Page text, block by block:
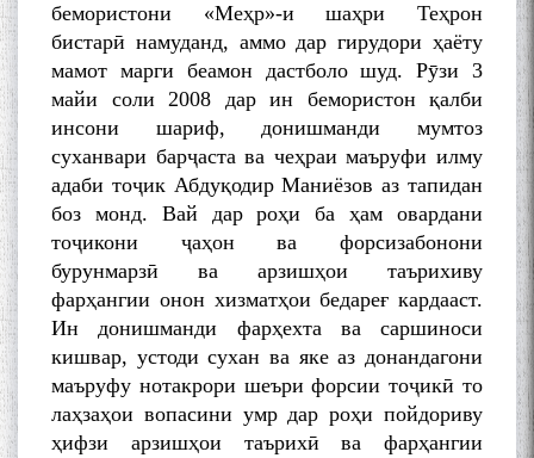
бемористони «Меҳр»-и шаҳри Теҳрон
бистарӣ намуданд, аммо дар гирудори ҳаёту
мамот марги беамон дастболо шуд. Рӯзи 3
майи соли 2008 дар ин бемористон қалби
инсони шариф, донишманди мумтоз
суханвари барҷаста ва чеҳраи маъруфи илму
адаби тоҷик Абдуқодир Маниёзов аз тапидан
боз монд. Вай дар роҳи ба ҳам овардани
тоҷикони ҷаҳон ва форсизабонони
бурунмарзӣ ва арзишҳои таърихиву
фарҳангии онон хизматҳои бедареғ кардааст.
Ин донишманди фарҳехта ва саршиноси
кишвар, устоди сухан ва яке аз донандагони
маъруфу нотакрори шеъри форсии тоҷикӣ то
лаҳзаҳои вопасини умр дар роҳи пойдориву
ҳифзи арзишҳои таърихӣ ва фарҳангии